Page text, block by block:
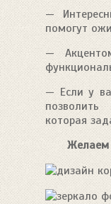
—
помогут
—
— Если у
которая
Желаем